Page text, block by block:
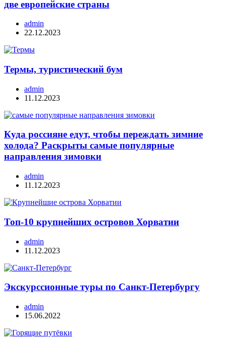
две европейские страны
admin
22.12.2023
Термы, туристический бум
admin
11.12.2023
Куда россияне едут, чтобы переждать зимние
холода? Раскрыты самые популярные
направления зимовки
admin
11.12.2023
Топ-10 крупнейших островов Хорватии
admin
11.12.2023
Экскурссионные туры по Санкт-Петербургу
admin
15.06.2022